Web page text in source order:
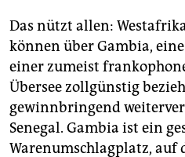
Das nützt allen:
können über Gambia,
einer zumeist
Übersee zollgünstig
gewinnbringend
Senegal. Gambia ist ein
Warenumschlagplatz, auf